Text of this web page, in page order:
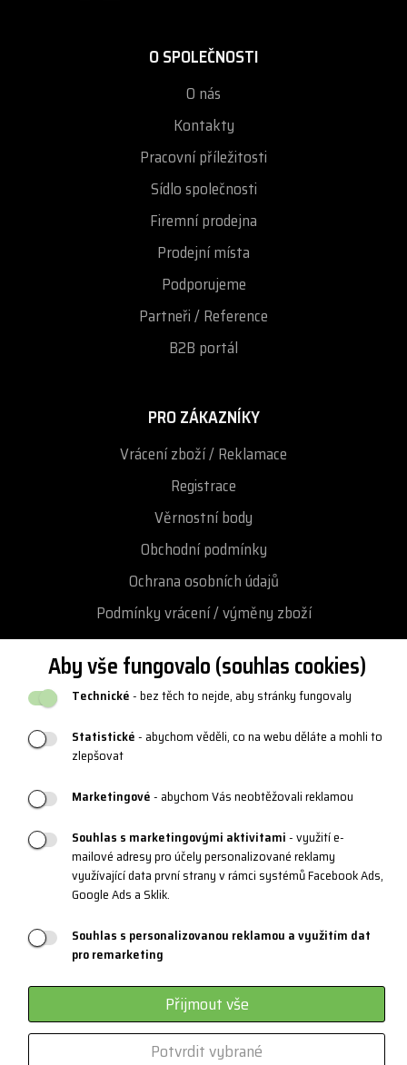
Aby vše fungovalo (souhlas cookies)
Technické- bez těch to nejde, aby stránky fungovaly
Statistické- abychom věděli, co na webu děláte a mohli to
zlepšovat
Marketingové- abychom Vás neobtěžovali reklamou
Souhlas s marketingovými aktivitami- využití e-
mailové adresy pro účely personalizované reklamy
využívající data první strany v rámci systémů Facebook Ads,
Google Ads a Sklik.
Souhlas s personalizovanou reklamou a využitím dat
pro remarketing
Potvrdit vybrané
Přijmout vše
O SPOLEČNOSTI
O nás
Kontakty
Pracovní příležitosti
Sídlo společnosti
Firemní prodejna
Prodejní místa
Podporujeme
Partneři / Reference
B2B portál
PRO ZÁKAZNÍKY
Vrácení zboží / Reklamace
Registrace
Věrnostní body
Obchodní podmínky
Ochrana osobních údajů
Podmínky vrácení / výměny zboží
Reklamační řád
Katalogy a loga
Blog
Údržba oblečení a obuvi
Materiály a technologie
Sportovní brýle - kategorie
Zakázková výroba